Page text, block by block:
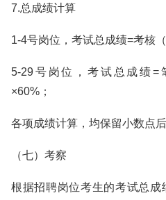
7.总成绩计算
1-4号岗位，考试总成绩=考核
5-29号岗位，考试总成绩=
×60%；
各项成绩计算，均保留小数点
（七）考察
根据招聘岗位考生的考试总